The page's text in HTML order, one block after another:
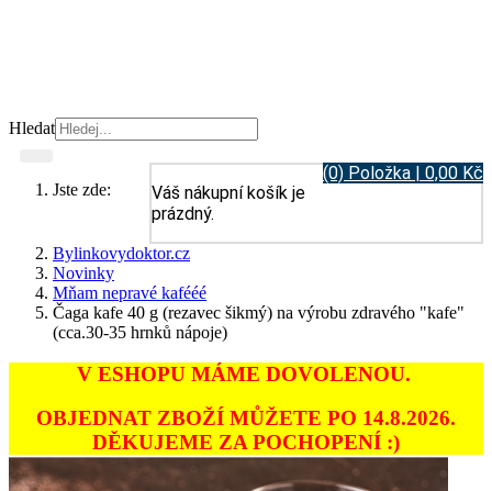
Hledat
(0) Položka | 0,00 Kč
Váš nákupní košík je
prázdný.
Jste zde:
Bylinkovydoktor.cz
Novinky
Mňam nepravé kafééé
Čaga kafe 40 g (rezavec šikmý) na výrobu zdravého "kafe"
(cca.30-35 hrnků nápoje)
V ESHOPU MÁME DOVOLENOU.
OBJEDNAT ZBOŽÍ MŮŽETE PO 14.8.2026.
DĚKUJEME ZA POCHOPENÍ :)